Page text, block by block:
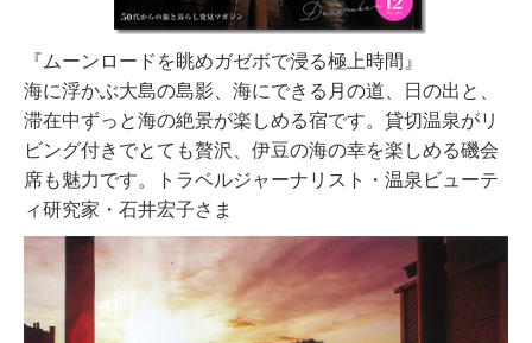
『ムーンロードを眺めガゼボで浸る極上時間』
海に浮かぶ大島の島影、海にできる月の道、日の出と、
滞在中ずっと海の絶景が楽しめる宿です。貸切温泉がリ
ビング付きでとても贅沢、伊豆の海の幸を楽しめる磯会
席も魅力です。トラベルジャーナリスト・温泉ビューテ
ィ研究家・石井宏子さま